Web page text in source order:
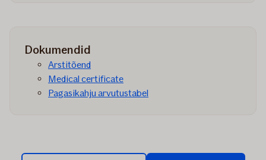
Dokumendid
Arstitõend
Medical certificate
Pagasikahju arvutustabel